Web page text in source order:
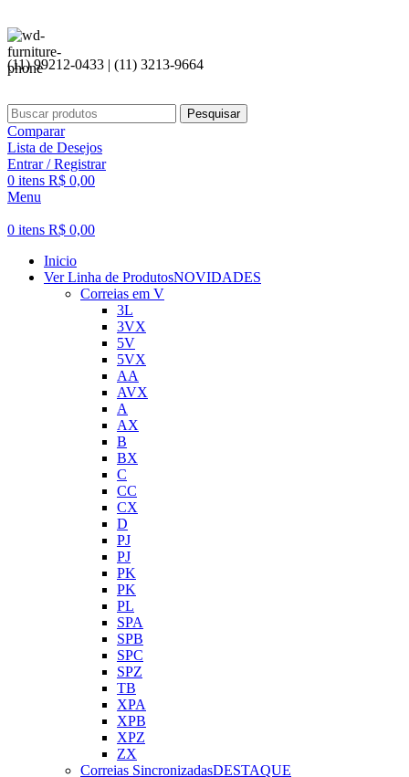
(11) 99212-0433 | (11) 3213-9664
Pesquisar
Comparar
Lista de Desejos
Entrar / Registrar
0 itens R$ 0,00
Menu
0 itens R$ 0,00
Inicio
Ver Linha de ProdutosNOVIDADES
Correias em V
3L
3VX
5V
5VX
AA
AVX
A
AX
B
BX
C
CC
CX
D
PJ
PJ
PK
PK
PL
SPA
SPB
SPC
SPZ
TB
XPA
XPB
XPZ
ZX
Correias SincronizadasDESTAQUE